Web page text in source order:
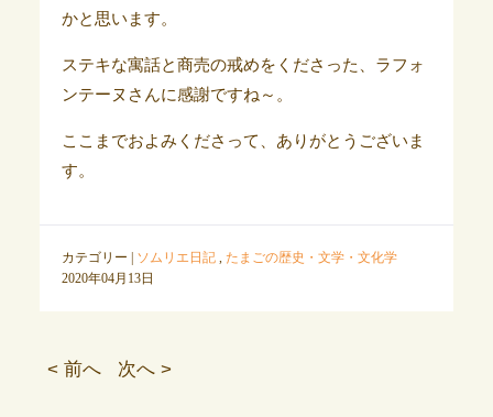
かと思います。
ステキな寓話と商売の戒めをくださった、ラフォ
ンテーヌさんに感謝ですね～。
ここまでおよみくださって、ありがとうございま
す。
カテゴリー | ソムリエ日記, たまごの歴史・文学・文化学
2020年04月13日
< 前へ 次へ >